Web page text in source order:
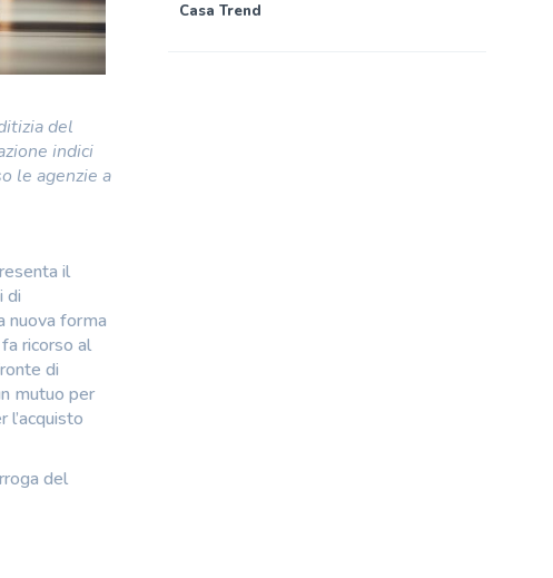
del
indici
le agenzie a
il
di
nuova forma
ricorso al
di
mutuo per
l’acquisto
del
Casa Trend